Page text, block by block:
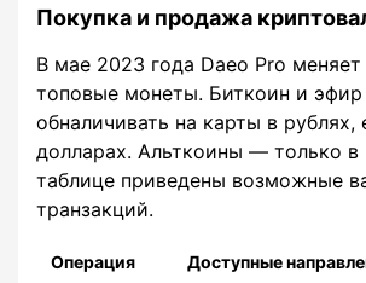
Покупка и продажа
В мае 2023 года Daeo Pro меняет
топовые монеты. Биткоин и
обналичивать на карты в рублях,
долларах. Альткоины — только в
таблице приведены возможные
транзакций.
Операция Доступные